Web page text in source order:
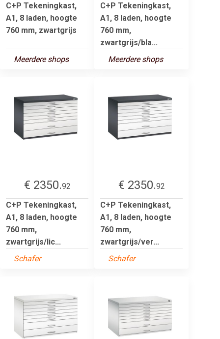
C+P Tekeningkast,
A1, 8 laden, hoogte
760 mm, zwartgrijs
Meerdere shops
C+P Tekeningkast,
A1, 8 laden, hoogte
760 mm,
zwartgrijs/bla...
Meerdere shops
€ 2350.92
C+P Tekeningkast,
A1, 8 laden, hoogte
760 mm,
zwartgrijs/lic...
Schafer
€ 2350.92
C+P Tekeningkast,
A1, 8 laden, hoogte
760 mm,
zwartgrijs/ver...
Schafer